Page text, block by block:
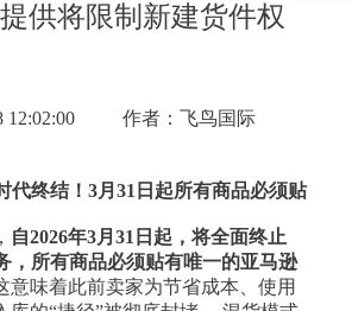
供将限制新建货件权
12:02:00 作者：飞鸟国际
代终结！3月31日起所有商品必须贴
自2026年3月31日起，将全面终止
，所有商品必须贴有唯一的亚马逊
意味着此前卖家为节省成本、使用